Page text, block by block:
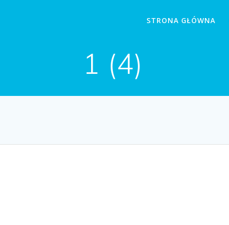
STRONA GŁÓWNA
1 (4)